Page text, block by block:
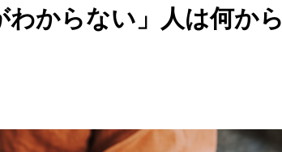
わからない」人は何から